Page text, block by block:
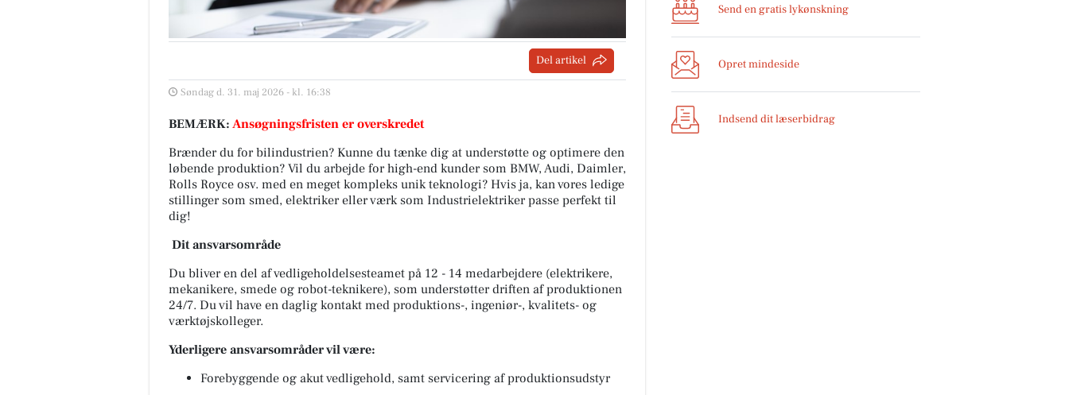
Del artikel
Søndag d. 31. maj 2026 - kl. 16:38
BEMÆRK: Ansøgningsfristen er overskredet
Brænder du for bilindustrien? Kunne du tænke dig at understøtte og optimere den
løbende produktion? Vil du arbejde for high-end kunder som BMW, Audi, Daimler,
Rolls Royce osv. med en meget kompleks unik teknologi? Hvis ja, kan vores ledige
stillinger som smed, elektriker eller værk som Industrielektriker passe perfekt til
dig!
Dit ansvarsområde
Du bliver en del af vedligeholdelsesteamet på 12 - 14 medarbejdere (elektrikere,
mekanikere, smede og robot-teknikere), som understøtter driften af produktionen
24/7. Du vil have en daglig kontakt med produktions-, ingeniør-, kvalitets- og
værktøjskolleger.
Yderligere ansvarsområder vil være:
Forebyggende og akut vedligehold, samt servicering af produktionsudstyr
Send en gratis lykønskning
Opret mindeside
Indsend dit læserbidrag